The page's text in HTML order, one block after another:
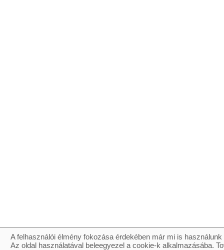
A felhasználói élmény fokozása érdekében már mi is
Az oldal használatával beleegyezel a cookie-k alkalmazásába.